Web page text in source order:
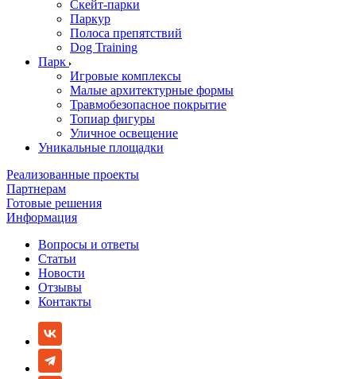
Скейт-парки
Паркур
Полоса препятствий
Dog Training
Парк
Игровые комплексы
Малые архитектурные формы
Травмобезопасное покрытие
Топиар фигуры
Уличное освещение
Уникальные площадки
Реализованные проекты
Партнерам
Готовые решения
Информация
Вопросы и ответы
Статьи
Новости
Отзывы
Контакты